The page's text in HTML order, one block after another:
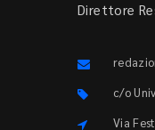
Direttore
c/o
Via